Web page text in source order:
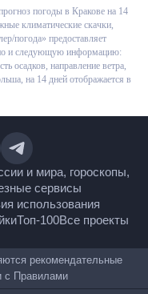
прогноз погоды в
понять возможные
каждым трем часам.
отследить не только
температуру воздуха,
ветра, влажность и
14 дней отображается в
России и мира,
полезные сервисы
использования
применяются